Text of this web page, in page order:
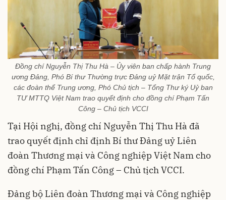
Đồng chí Nguyễn Thị Thu Hà – Ủy viên ban chấp hành Trung
ương Đảng, Phó Bí thư Thường trực Đảng uỷ Mặt trận Tổ quốc,
các đoàn thể Trung ương, Phó Chủ tịch – Tổng Thư ký Uỷ ban
TƯ MTTQ Việt Nam trao quyết định cho đồng chí Phạm Tấn
Công – Chủ tịch VCCI
Tại Hội nghị, đồng chí Nguyễn Thị Thu Hà đã
trao quyết định chỉ định Bí thư Đảng uỷ Liên
đoàn Thương mại và Công nghiệp Việt Nam cho
đồng chí Phạm Tấn Công – Chủ tịch VCCI.
Đảng bộ Liên đoàn Thương mại và Công nghiệp